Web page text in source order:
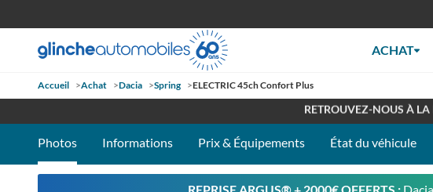
ACHAT
Accueil >Achat >Dacia >Spring >ELECTRIC 45ch Confort Plus
RETROUVEZ-NOUS À
Photos Informations Prix & Équipements État du véhicule